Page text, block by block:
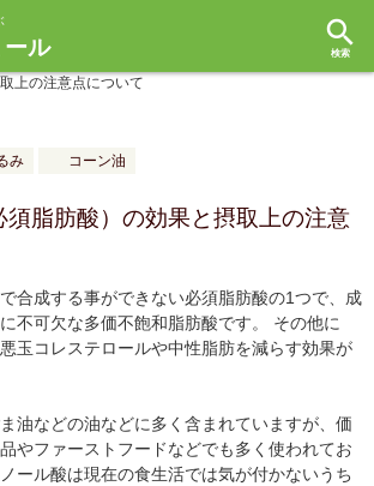
ール search
み コーン油
須脂肪酸）の効果と摂取上の注意
合成する事ができない必須脂肪酸の1つで、成
不可欠な多価不飽和脂肪酸です。 その他に
玉コレステロールや中性脂肪を減らす効果が
油などの油などに多く含まれていますが、価
やファーストフードなどでも多く使われてお
ール酸は現在の食生活では気が付かないうち